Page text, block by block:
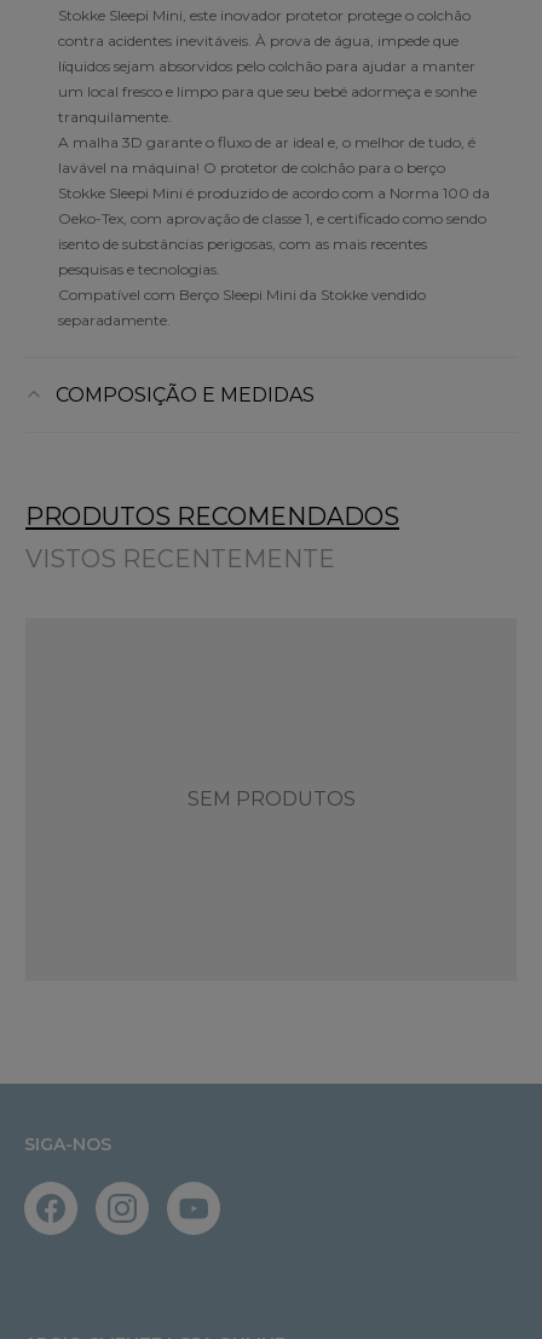
Stokke Sleepi Mini, este inovador protetor protege o colchão
contra acidentes inevitáveis. À prova de água, impede que
líquidos sejam absorvidos pelo colchão para ajudar a manter
um local fresco e limpo para que seu bebé adormeça e sonhe
tranquilamente.
A malha 3D garante o fluxo de ar ideal e, o melhor de tudo, é
lavável na máquina! O protetor de colchão para o berço
Stokke Sleepi Mini é produzido de acordo com a Norma 100 da
Oeko-Tex, com aprovação de classe 1, e certificado como sendo
isento de substâncias perigosas, com as mais recentes
pesquisas e tecnologias.
Compatível com Berço Sleepi Mini da Stokke vendido
separadamente.
COMPOSIÇÃO E MEDIDAS
PRODUTOS RECOMENDADOS
VISTOS RECENTEMENTE
SEM PRODUTOS
SIGA-NOS